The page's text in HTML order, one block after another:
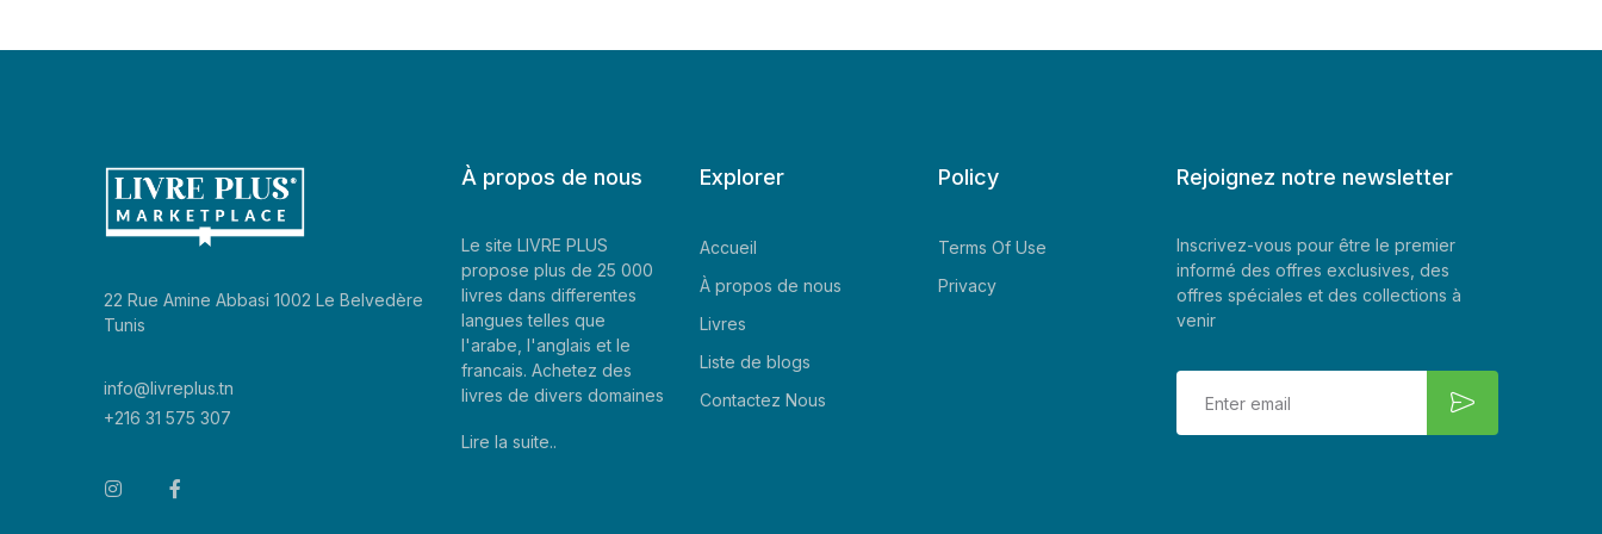
22 Rue Amine Abbasi 1002 Le Belvedère
Tunis
info@livreplus.tn
+216 31 575 307
À propos de nous
Le site LIVRE PLUS
propose plus de 25 000
livres dans differentes
langues telles que
l'arabe, l'anglais et le
francais. Achetez des
livres de divers domaines
Lire la suite..
Explorer
Accueil
À propos de nous
Livres
Liste de blogs
Contactez Nous
Policy
Terms Of Use
Privacy
Rejoignez notre newsletter
Inscrivez-vous pour être le premier
informé des offres exclusives, des
offres spéciales et des collections à
venir